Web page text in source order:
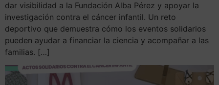
dar visibilidad a la Fundación Alba Pérez y apoyar la
investigación contra el cáncer infantil. Un reto
deportivo que demuestra cómo los eventos solidarios
pueden ayudar a financiar la ciencia y acompañar a las
familias. […]